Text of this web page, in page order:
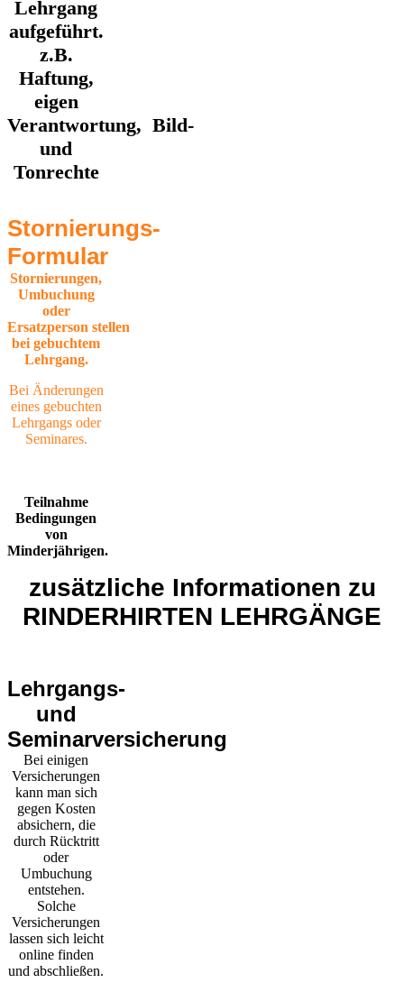
Lehrgang
aufgeführt.
z.B.
Haftung,
eigen
Verantwortung, Bild-
und
Tonrechte
Stornierungs-
Formular
Stornierungen,
Umbuchung
oder
Ersatzperson stellen
bei gebuchtem
Lehrgang.
Bei Änderungen
eines gebuchten
Lehrgangs oder
Seminares.
Teilnahme
Bedingungen
von
Minderjährigen.
zusätzliche Informationen zu
RINDERHIRTEN LEHRGÄNGE
Lehrgangs-
und
Seminarversicherung
Bei einigen
Versicherungen
kann man sich
gegen Kosten
absichern, die
durch Rücktritt
oder
Umbuchung
entstehen.
Solche
Versicherungen
lassen sich leicht
online finden
und abschließen.